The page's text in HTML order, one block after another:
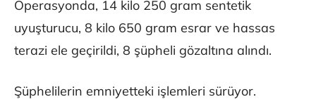
Operasyonda, 14 kilo 250 gram sentetik
uyuşturucu, 8 kilo 650 gram esrar ve hassas
terazi ele geçirildi, 8 şüpheli gözaltına alındı.
Şüphelilerin emniyetteki işlemleri sürüyor.